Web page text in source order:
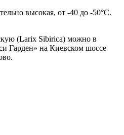
высокая, от -40 до -50°C.
(Larix Sibirica) можно в
Гарден» на Киевском шоссе